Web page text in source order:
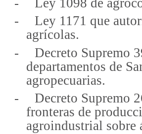
-
Ley 1098 de
-
Ley 1171 que
agrícolas.
-
Decreto Supremo
departamentos de
agropecuarias.
-
Decreto Supremo
fronteras de
agroindustrial sobre